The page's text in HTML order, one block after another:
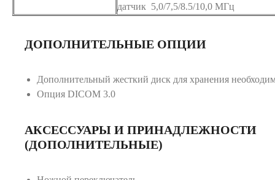
датчик 5,0/7,5/8.5/10,0 МГц
ДОПОЛНИТЕЛЬНЫЕ ОПЦИИ
Дополнительный жесткий диск для хранения
Опция DICOM 3.0
АКСЕССУАРЫ И ПРИНАДЛЕЖНОСТИ
(ДОПОЛНИТЕЛЬНЫЕ)